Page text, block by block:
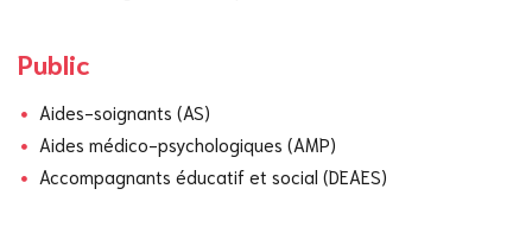
Public
Aides-soignants (AS)
Aides médico-psychologiques (AMP)
Accompagnants éducatif et social (DEAES)